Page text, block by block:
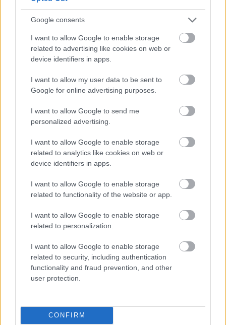
Google consents
I want to allow Google to enable storage
related to advertising like cookies on web or
device identifiers in apps.
I want to allow my user data to be sent to
Google for online advertising purposes.
I want to allow Google to send me
personalized advertising.
I want to allow Google to enable storage
related to analytics like cookies on web or
device identifiers in apps.
I want to allow Google to enable storage
related to functionality of the website or app.
I want to allow Google to enable storage
related to personalization.
I want to allow Google to enable storage
related to security, including authentication
functionality and fraud prevention, and other
user protection.
CONFIRM
5 baba, aminek minden kislány
örülne karácsonykor
felhasznalo•2016. december 07.
Jó, sztereotípia, hogy csak a kislányok babáznak - a
fiúk is szoktak. És nem, nem baj, ha egy fiú babázik,
rengeteget számít mind a személyiségfejlődés, mind
a lelki és érzelmi fejlődés terén. Arról nem is szólva,